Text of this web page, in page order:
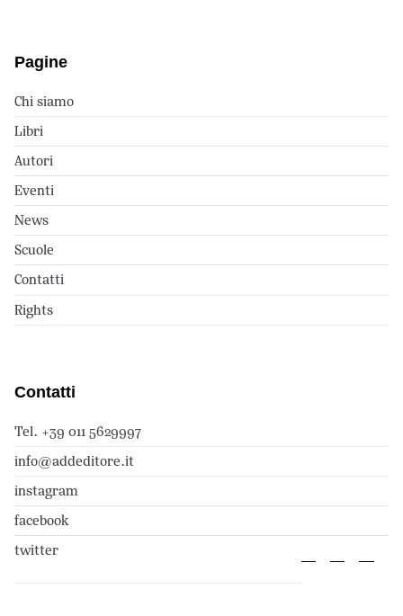
Pagine
Chi siamo
Libri
Autori
Eventi
News
Scuole
Contatti
Rights
Contatti
Tel. +39 011 5629997
info@addeditore.it
instagram
facebook
twitter